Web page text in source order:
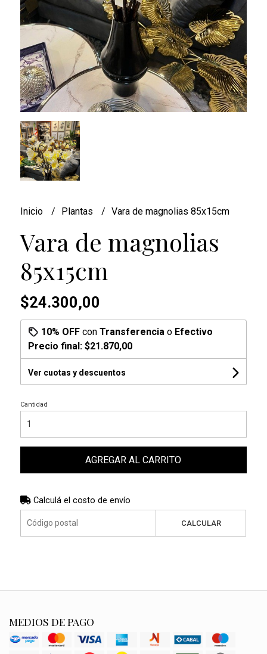
Inicio Plantas Vara de magnolias 85x15cm
Vara de magnolias
85x15cm
$24.300,00
10% OFFcon Transferencia o Efectivo
Precio final: $21.870,00
Ver cuotas y descuentos
Cantidad
AGREGAR AL CARRITO
Calculá el costo de envío
CALCULAR
MEDIOS DE PAGO